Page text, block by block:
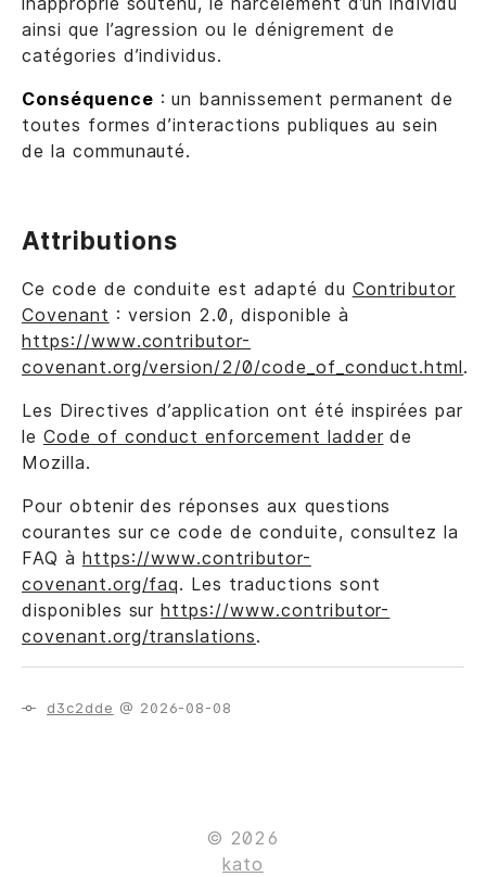
ainsi que l’agression ou le dénigrement de
catégories d’individus.
Conséquence : un bannissement permanent de
toutes formes d’interactions publiques au sein
de la communauté.
Attributions
Ce code de conduite est adapté du Contributor
Covenant : version 2.0, disponible à
https://www.contributor-
covenant.org/version/2/0/code_of_conduct.html.
Les Directives d’application ont été inspirées par
le Code of conduct enforcement ladderde
Mozilla.
Pour obtenir des réponses aux questions
courantes sur ce code de conduite, consultez la
FAQ à https://www.contributor-
covenant.org/faq. Les traductions sont
disponibles surhttps://www.contributor-
covenant.org/translations.
d3c2dde @ 2026-08-08
© 2026
kato